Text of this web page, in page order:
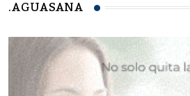
.AGUASANA